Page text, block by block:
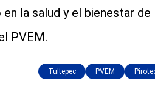
la salud y el bienestar de
PVEM.
Tultepec PVEM